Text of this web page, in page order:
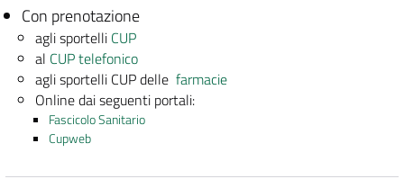
Con prenotazione
agli sportelli CUP
al CUP telefonico
agli sportelli CUP dellefarmacie
Online dai seguenti portali:
Fascicolo Sanitario
Cupweb